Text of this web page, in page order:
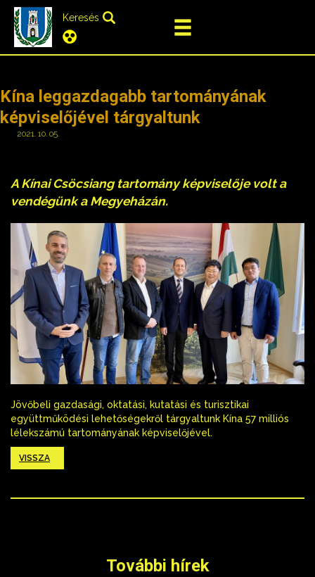
Keresés
Kína leggazdagabb tartományának
képviselőjével tárgyaltunk
2021. 10. 05.
A Kínai Csöcsiang tartomány képviselője volt a
vendégünk a Megyeházán.
Jövőbeli gazdasági, oktatási, kutatási és turisztikai
együttműködési lehetőségekről tárgyaltunk Kína 57 milliós
lélekszámú tartományának képviselőjével.
VISSZA
További hírek